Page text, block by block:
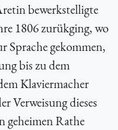
bewerkstelligte
1806 zurükging, wo
Sprache gekommen,
bis zu dem
Klaviermacher
Verweisung dieses
geheimen Rathe